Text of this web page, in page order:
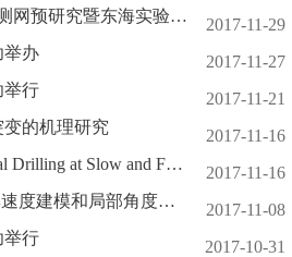
12月2日：东海海底观测网预研究暨东海实验室开放航次后学术研讨会
2017-11-29
举办
2017-11-27
举行
2017-11-21
变的机理研究
2017-11-16
11月21日：Deep Crustal Drilling at Slow and Fast-Spreading Ridges , Dynamic versus Passive Accretion of the Lower Crust
2017-11-16
11月9-10日：高分辨率速度建模和局部角度域的地震成像与反演
2017-11-08
举行
2017-10-31